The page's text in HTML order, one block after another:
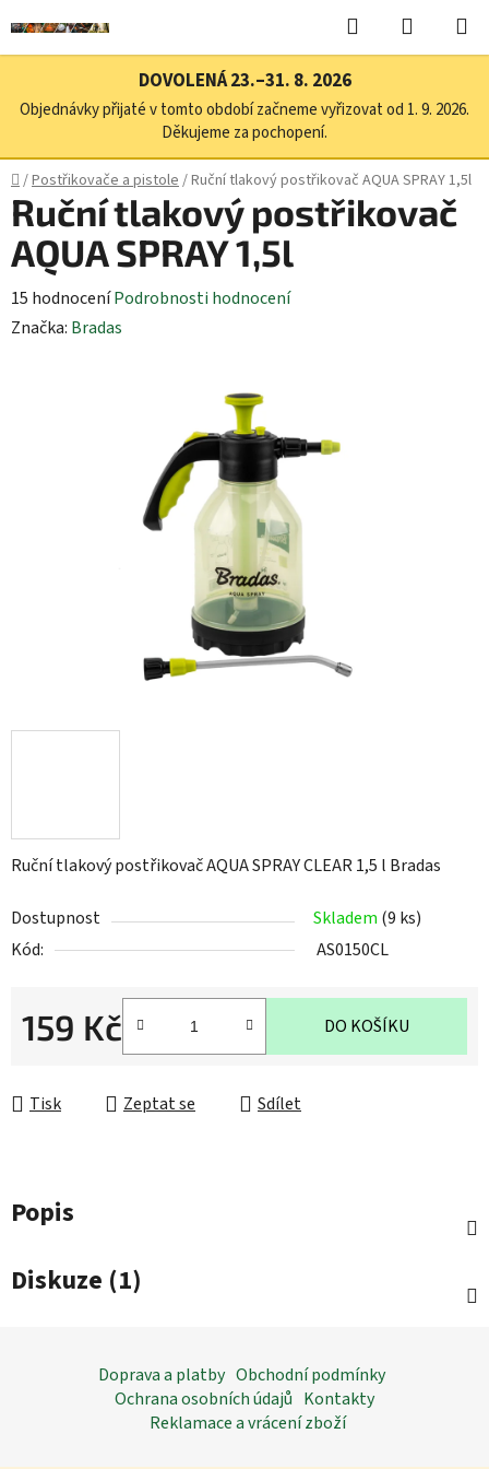
na
obsah
Hledat
KOŠÍK
DOVOLENÁ 23.–31. 8. 2026
Objednávky přijaté v tomto období začneme vyřizovat od 1. 9. 2026.
Děkujeme za pochopení.
Domů
/Postřikovače a pistole/Ruční tlakový postřikovač AQUA SPRAY 1,5l
Ruční tlakový postřikovač AQUA SPRAY CLEAR 1,5 l Bradas
Dostupnost Skladem (9 ks)
Kód:
AS0150CL
159 Kč DO KOŠÍKU
Tisk Zeptat se Sdílet
Ruční tlakový postřikovač
AQUA SPRAY 1,5l
Průměrné
hodnocení
15 hodnoceníPodrobnosti hodnocení
Značka: Bradas
Popis
Diskuze (1)
Doprava a platby Obchodní podmínky
Ochrana osobních údajů Kontakty
Reklamace a vrácení zboží